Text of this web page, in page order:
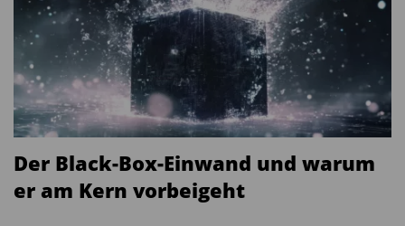
Der Black-Box-Einwand und warum
er am Kern vorbeigeht